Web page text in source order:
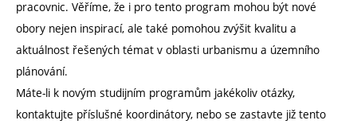
pracovnic. Věříme, že i pro tento program mohou být nové
obory nejen inspirací, ale také pomohou zvýšit kvalitu a
aktuálnost řešených témat v oblasti urbanismu a územního
plánování.
Máte-li k novým studijním programům jakékoliv otázky,
kontaktujte příslušné koordinátory, nebo se zastavte již tento